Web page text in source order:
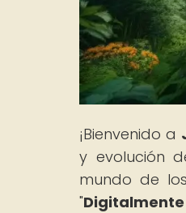
¡Bienvenido a
y evolución
mundo de
"